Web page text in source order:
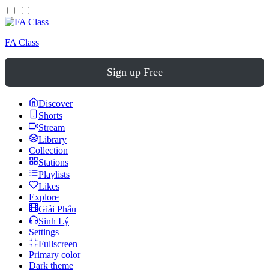
FA Class
Sign up Free
Discover
Shorts
Stream
Library
Collection
Stations
Playlists
Likes
Explore
Giải Phẫu
Sinh Lý
Settings
Fullscreen
Primary color
Dark theme